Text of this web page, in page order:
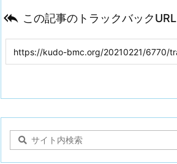
 この記事のトラックバックURL